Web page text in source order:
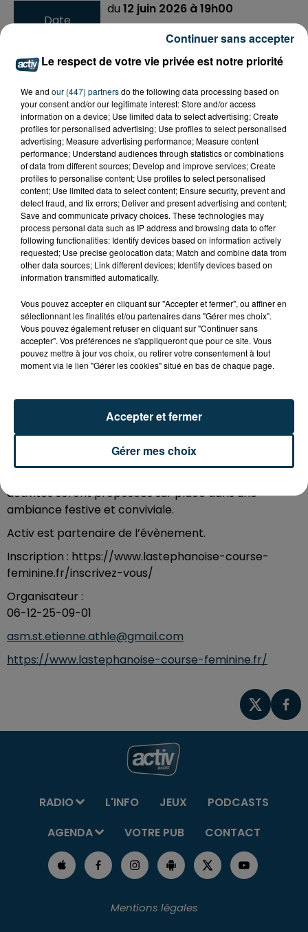
Date
du 12 juin 2026 à 19h00
12 juin 2026 à 21h00
Lieu
Parc de l'Europe
42000St-Etienne
Tarif
Payant
10 € / 7 € (mineure et étudiante) /
1 € (pour les 5 à 12 ans)
La Stéphanoise - Course / Marche au féminin, aura lieu
le vendredi 12 juin 2026 à partir de 18H (enfants) et 19h
(adultes) au coeur du Parc de L'Europe à St-Etienne !
Une course solidaire avec un soutien majeur pour deux
associations : la Ligue contre le cancer et les yeux du
coeur avec 25% des frais d’inscription reversés.
Petit Matru (de 5 à 8 ans) - 960m à 18H : 1 €
Matru (de 9 à 12 ans) - 1,93 km à 18H15 : 1 €
13 ans) à 19H : 7 €
Parcours 5 km à 19H : 10 €
Après la course, une séance de yoga de récupération
est proposée à 19h50, pour se détendre en douceur.
activités seront proposées sur place dans une
ambiance festive et conviviale.
Activ est partenaire de l’évènement.
Inscription : https://www.lastephanoise-course-
feminine.fr/inscrivez-vous/
Organisateur :
06-12-25-09-01
asm.st.etienne.athle@gmail.com
https://www.lastephanoise-course-feminine.fr/
RADIO L'INFO JEUX
PODCASTS
AGENDA
VOTRE PUB CONTACT
Mentions légales
Le respect de votre vie privée est notre priorité
We and our (447) partnersdo the following data processing based on
your consent and/or our legitimate interest: Store and/or access
information on a device; Use limited data to select advertising; Create
profiles for personalised advertising; Use profiles to select personalised
advertising; Measure advertising performance; Measure content
performance; Understand audiences through statistics or combinations
of data from different sources; Develop and improve services; Create
profiles to personalise content; Use profiles to select personalised
content; Use limited data to select content; Ensure security, prevent and
detect fraud, and fix errors; Deliver and present advertising and content;
Save and communicate privacy choices. These technologies may
process personal data such as IP address and browsing data to offer
following functionalities: Identify devices based on information actively
requested; Use precise geolocation data; Match and combine data from
other data sources; Link different devices; Identify devices based on
information transmitted automatically.
Vous pouvez accepter en cliquant sur "Accepter et fermer", ou affiner en
sélectionnant les finalités et/ou partenaires dans "Gérer mes choix".
Vous pouvez également refuser en cliquant sur "Continuer sans
accepter". Vos préférences ne s'appliqueront que pour ce site. Vous
pouvez mettre à jour vos choix, ou retirer votre consentement à tout
moment via le lien "Gérer les cookies" situé en bas de chaque page.
Gérer mes choix
Accepter et fermer
Continuer sans accepter